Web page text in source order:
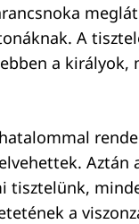
A
a királyok,
Aztán
tisztelünk,
a